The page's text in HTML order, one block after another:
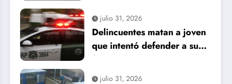
crisis.
julio 31, 2026
Delincuentes matan a joven
que intentó defender a su
familia durante robo en
Huechuraba
julio 31, 2026